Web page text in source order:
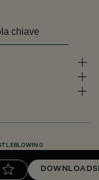
DOWNLOADS